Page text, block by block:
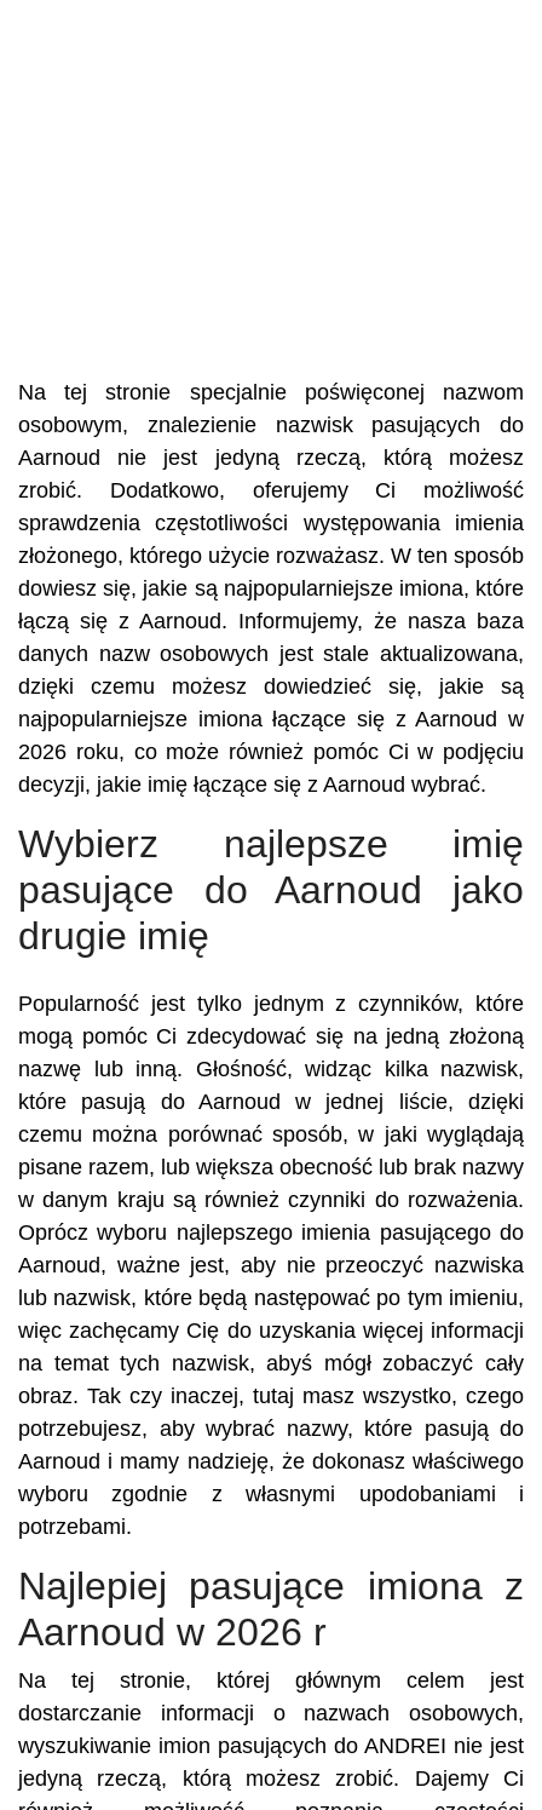
Na tej stronie specjalnie poświęconej nazwom
osobowym, znalezienie nazwisk pasujących do
Aarnoud nie jest jedyną rzeczą, którą możesz
zrobić. Dodatkowo, oferujemy Ci możliwość
sprawdzenia częstotliwości występowania imienia
złożonego, którego użycie rozważasz. W ten sposób
dowiesz się, jakie są najpopularniejsze imiona, które
łączą się z Aarnoud. Informujemy, że nasza baza
danych nazw osobowych jest stale aktualizowana,
dzięki czemu możesz dowiedzieć się, jakie są
najpopularniejsze imiona łączące się z Aarnoud w
2026 roku, co może również pomóc Ci w podjęciu
decyzji, jakie imię łączące się z Aarnoud wybrać.
Wybierz najlepsze imię
pasujące do Aarnoud jako
drugie imię
Popularność jest tylko jednym z czynników, które
mogą pomóc Ci zdecydować się na jedną złożoną
nazwę lub inną. Głośność, widząc kilka nazwisk,
które pasują do Aarnoud w jednej liście, dzięki
czemu można porównać sposób, w jaki wyglądają
pisane razem, lub większa obecność lub brak nazwy
w danym kraju są również czynniki do rozważenia.
Oprócz wyboru najlepszego imienia pasującego do
Aarnoud, ważne jest, aby nie przeoczyć nazwiska
lub nazwisk, które będą następować po tym imieniu,
więc zachęcamy Cię do uzyskania więcej informacji
na temat tych nazwisk, abyś mógł zobaczyć cały
obraz. Tak czy inaczej, tutaj masz wszystko, czego
potrzebujesz, aby wybrać nazwy, które pasują do
Aarnoud i mamy nadzieję, że dokonasz właściwego
wyboru zgodnie z własnymi upodobaniami i
potrzebami.
Najlepiej pasujące imiona z
Aarnoud w 2026 r
Na tej stronie, której głównym celem jest
dostarczanie informacji o nazwach osobowych,
wyszukiwanie imion pasujących do ANDREI nie jest
jedyną rzeczą, którą możesz zrobić. Dajemy Ci